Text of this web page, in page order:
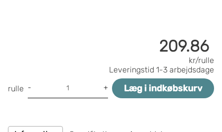
209.86
kr/rulle
Leveringstid 1-3 arbejdsdage
rulle - + Læg i indkøbskurv